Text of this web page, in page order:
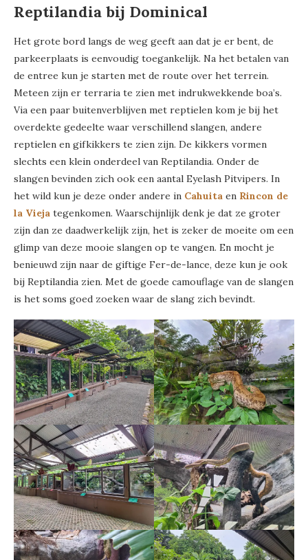
Reptilandia bij Dominical
Het grote bord langs de weg geeft aan dat je er bent, de
parkeerplaats is eenvoudig toegankelijk. Na het betalen van
de entree kun je starten met de route over het terrein.
Meteen zijn er terraria te zien met indrukwekkende boa’s.
Via een paar buitenverblijven met reptielen kom je bij het
overdekte gedeelte waar verschillend slangen, andere
reptielen en gifkikkers te zien zijn. De kikkers vormen
slechts een klein onderdeel van Reptilandia. Onder de
slangen bevinden zich ook een aantal Eyelash Pitvipers. In
het wild kun je deze onder andere in Cahuita en Rincon de
la Vieja tegenkomen. Waarschijnlijk denk je dat ze groter
zijn dan ze daadwerkelijk zijn, het is zeker de moeite om een
glimp van deze mooie slangen op te vangen. En mocht je
benieuwd zijn naar de giftige Fer-de-lance, deze kun je ook
bij Reptilandia zien. Met de goede camouflage van de slangen
is het soms goed zoeken waar de slang zich bevindt.